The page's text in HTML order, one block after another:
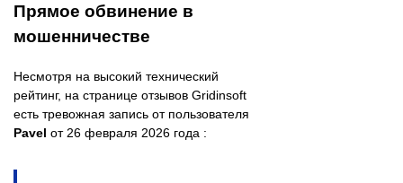
Прямое обвинение в
мошенничестве
Несмотря на высокий технический
рейтинг, на странице отзывов Gridinsoft
есть тревожная запись от пользователя
Pavel от 26 февраля 2026 года :